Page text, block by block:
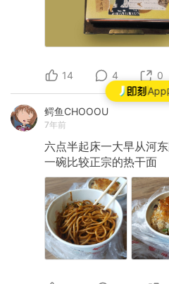
App
14 4 0
鳄鱼CHOOOU
7年前
六点半起床一大早从河
一碗比较正宗的热干面